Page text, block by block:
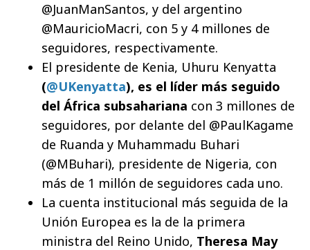
@JuanManSantos, y del argentino
@MauricioMacri, con 5 y 4 millones de
seguidores, respectivamente.
El presidente de Kenia, Uhuru Kenyatta
(@UKenyatta), es el líder más seguido
del África subsahariana con 3 millones de
seguidores, por delante del @PaulKagame
de Ruanda y Muhammadu Buhari
(@MBuhari), presidente de Nigeria, con
más de 1 millón de seguidores cada uno.
La cuenta institucional más seguida de la
Unión Europea es la de la primera
ministra del Reino Unido, Theresa May